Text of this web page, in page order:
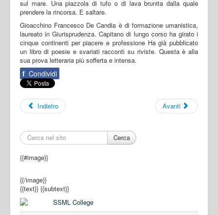
sul mare. Una piazzola di tufo o di lava brunita dalla quale
prendere la rincorsa. E saltare.
Gioacchino Francesco De Candia è di formazione umanistica,
laureato in Giurisprudenza. Capitano di lungo corso ha girato i
cinque continenti per piacere e professione Ha già pubblicato
un libro di poesie e svariati racconti su riviste. Questa è alla
sua prova letteraria più sofferta e intensa.
f Condividi
Indietro Avanti
Cerca
{{#image}}
{{/image}}
{{text}} {{subtext}}